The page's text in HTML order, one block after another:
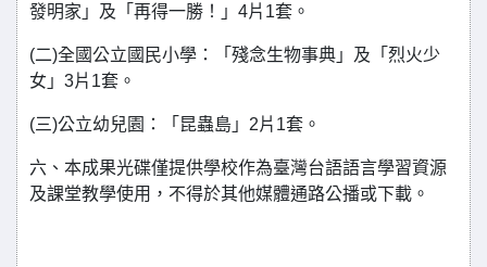
發明家」及「再得一勝！」4片1套。
(二)全國公立國民小學：「殘念生物事典」及「烈火少
女」3片1套。
(三)公立幼兒園：「昆蟲島」2片1套。
六、本成果光碟僅提供學校作為臺灣台語語言學習資源
及課堂教學使用，不得於其他媒體通路公播或下載。